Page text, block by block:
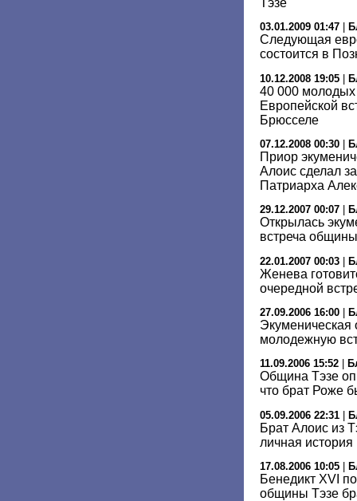
Тэзе
03.01.2009 01:47
Следующая
состоится в
10.12.2008 19:05 |
40 000 молодых
Европейской
Брюсселе
07.12.2008 00:30
Приор
Алоис сделал
Патриарха
29.12.2007 00:07
Открылась
встреча
22.01.2007 00:03 |
Женева
очередной
27.09.2006 16:00
Экуменическая
молодежную
11.09.2006 15:52
Община Тэзе
что брат Роже
05.09.2006 22:31 |
Брат Алоис из
личная история
17.08.2006 10:05
Бенедикт XVI
общины Тэзе